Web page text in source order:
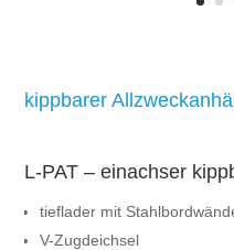
kippbarer
L-PAT – einachser
tieflader mit
V-Zugdeichsel